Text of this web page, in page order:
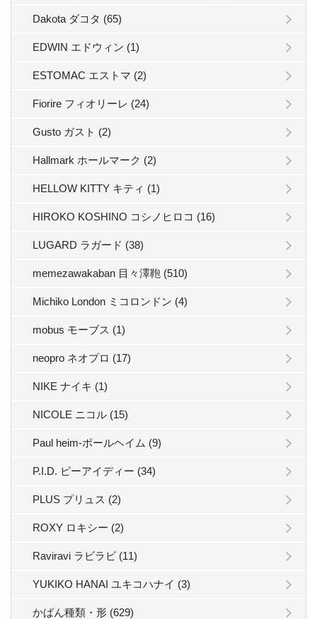
Dakota ダコタ (65)
EDWIN エドウィン (1)
ESTOMAC エストマ (2)
Fiorire フィオリーレ (24)
Gusto ガスト (2)
Hallmark ホールマーク (2)
HELLOW KITTY キティ (1)
HIROKO KOSHINO コシノヒロコ (16)
LUGARD ラガード (38)
memezawakaban 目々澤鞄 (510)
Michiko London ミコロンドン (4)
mobus モーブス (1)
neopro ネオプロ (17)
NIKE ナイキ (1)
NICOLE ニコル (15)
Paul heim-ポールヘイム (9)
P.I.D. ピーアイディー (34)
PLUS プリュス (2)
ROXY ロキシー (2)
Raviravi ラビラビ (11)
YUKIKO HANAI ユキコハナイ (3)
かばん種類・形 (629)